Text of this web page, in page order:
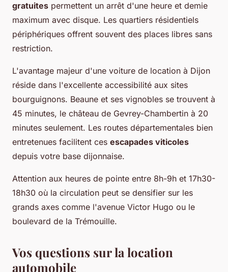
gratuites permettent un arrêt d'une heure et demie
maximum avec disque. Les quartiers résidentiels
périphériques offrent souvent des places libres sans
restriction.
L'avantage majeur d'une voiture de location à Dijon
réside dans l'excellente accessibilité aux sites
bourguignons. Beaune et ses vignobles se trouvent à
45 minutes, le château de Gevrey-Chambertin à 20
minutes seulement. Les routes départementales bien
entretenues facilitent ces escapades viticoles
depuis votre base dijonnaise.
Attention aux heures de pointe entre 8h-9h et 17h30-
18h30 où la circulation peut se densifier sur les
grands axes comme l'avenue Victor Hugo ou le
boulevard de la Trémouille.
Vos questions sur la location
automobile